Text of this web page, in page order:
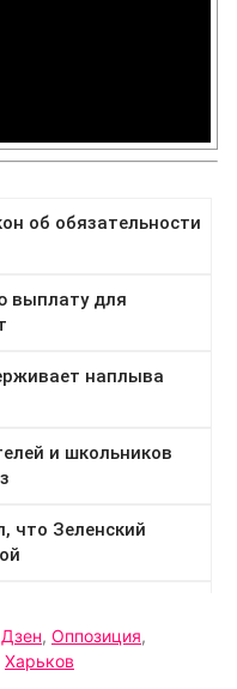
Дзен, Оппозиция,
Харьков